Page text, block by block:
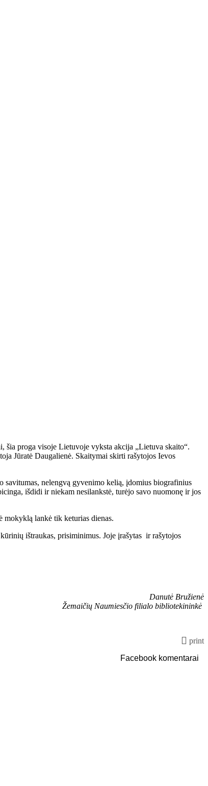
šia proga visoje Lietuvoje vyksta akcija „Lietuva skaito“.
Jūratė Daugalienė. Skaitymai skirti rašytojos Ievos
savitumas, nelengvą gyvenimo kelią, įdomius biografinius
išdidi ir niekam nesilankstė, turėjo savo nuomonę ir jos
mokyklą lankė tik keturias dienas.
ištraukas, prisiminimus. Joje įrašytas ir rašytojos
Danutė Bružienė
Žemaičių Naumiesčio filialo bibliotekininkė
print
Facebook komentarai